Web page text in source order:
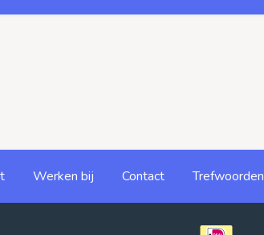
Werken bij Contact Trefwoorden